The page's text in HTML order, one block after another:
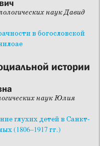
наук Давид
в богословской
истории
наук Юлия
глухих детей в Санкт-
(1806–1917 гг.)